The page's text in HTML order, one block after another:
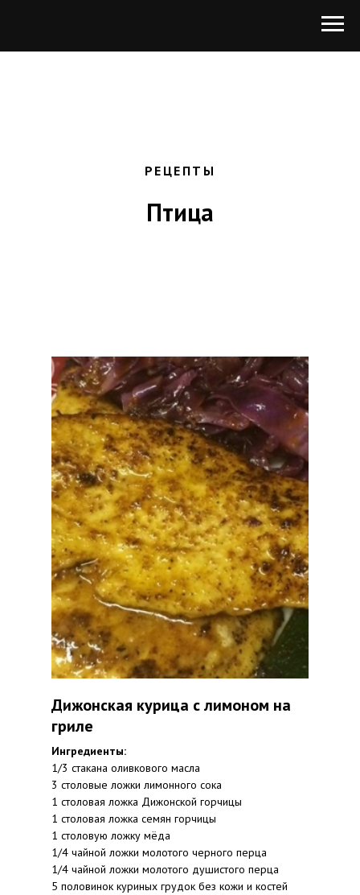
РЕЦЕПТЫ
Птица
Дижонская курица с лимоном на
гриле
Ингредиенты:
1/3 стакана оливкового масла
3 столовые ложки лимонного сока
1 столовая ложка Дижонской горчицы
1 столовая ложка семян горчицы
1 столовую ложку мёда
1/4 чайной ложки молотого черного перца
1/4 чайной ложки молотого душистого перца
5 половинок куриных грудок без кожи и костей